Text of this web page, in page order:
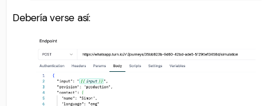
Debería verse así: